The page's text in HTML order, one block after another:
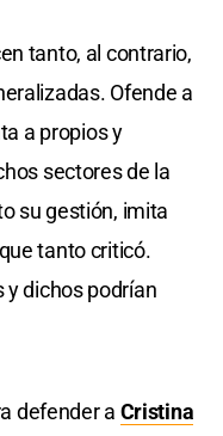
tanto, al contrario,
Ofende a
a propios y
sectores de la
su gestión, imita
tanto criticó.
dichos podrían
defender a Cristina